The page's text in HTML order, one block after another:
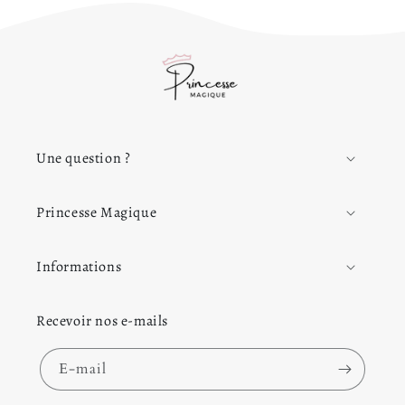
Une question ?
Princesse Magique
Informations
Recevoir nos e-mails
E-mail